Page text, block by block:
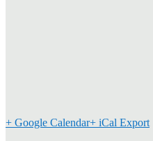
+ Google Calendar+ iCal Export